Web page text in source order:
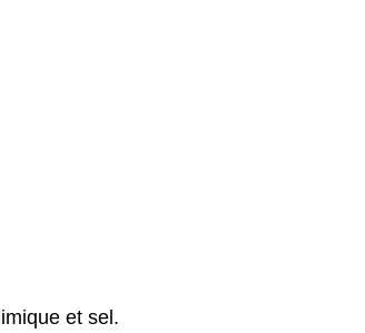
et sel.